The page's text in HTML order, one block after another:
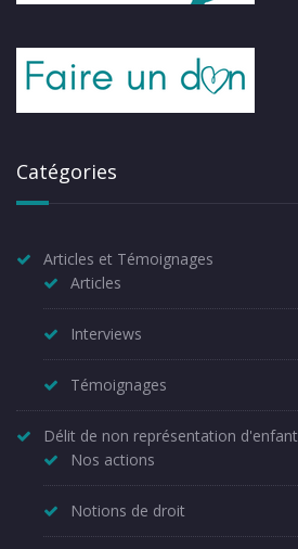
Catégories
Articles et Témoignages
Articles
Interviews
Témoignages
Délit de non représentation d'enfant
Nos actions
Notions de droit